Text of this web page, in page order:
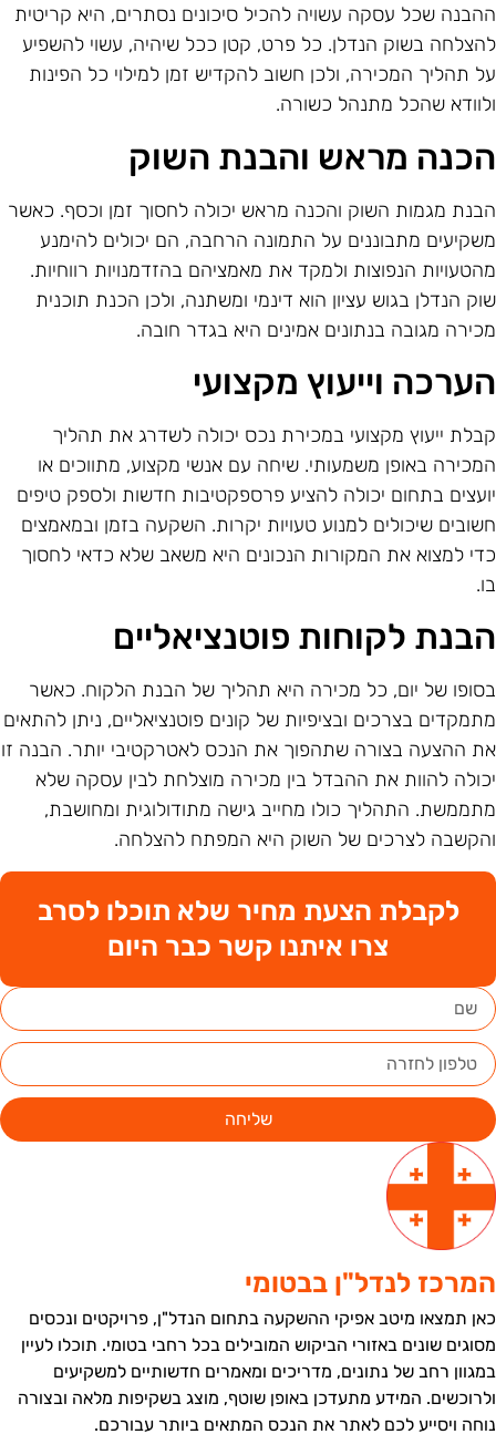
שכל עסקה עשויה להכיל סיכונים נסתרים, היא קריטית
בשוק הנדלן. כל פרט, קטן ככל שיהיה, עשוי להשפיע
תהליך המכירה, ולכן חשוב להקדיש זמן למילוי כל הפינות
שהכל מתנהל כשורה.
מראש והבנת השוק
מגמות השוק והכנה מראש יכולה לחסוך זמן וכסף. כאשר
מתבוננים על התמונה הרחבה, הם יכולים להימנע
הנפוצות ולמקד את מאמציהם בהזדמנויות רווחיות.
הנדלן בגוש עציון הוא דינמי ומשתנה, ולכן הכנת תוכנית
מגובה בנתונים אמינים היא בגדר חובה.
וייעוץ מקצועי
ייעוץ מקצועי במכירת נכס יכולה לשדרג את תהליך
באופן משמעותי. שיחה עם אנשי מקצוע, מתווכים או
בתחום יכולה להציע פרספקטיבות חדשות ולספק טיפים
שיכולים למנוע טעויות יקרות. השקעה בזמן ובמאמצים
למצוא את המקורות הנכונים היא משאב שלא כדאי לחסוך
לקוחות פוטנציאליים
של יום, כל מכירה היא תהליך של הבנת הלקוח. כאשר
בצרכים ובציפיות של קונים פוטנציאליים, ניתן להתאים
ההצעה בצורה שתהפוך את הנכס לאטרקטיבי יותר. הבנה זו
להוות את ההבדל בין מכירה מוצלחת לבין עסקה שלא
התהליך כולו מחייב גישה מתודולוגית ומחושבת,
לצרכים של השוק היא המפתח להצלחה.
לקבלת הצעת מחיר שלא תוכלו לסרב
צרו איתנו קשר כבר היום
שליחה
לנדל"ן בבטומי
תמצאו מיטב אפיקי ההשקעה בתחום הנדל"ן, פרויקטים ונכסים
שונים באזורי הביקוש המובילים בכל רחבי בטומי. תוכלו לעיין
רחב של נתונים, מדריכים ומאמרים חדשותיים למשקיעים
המידע מתעדכן באופן שוטף, מוצג בשקיפות מלאה ובצורה
ויסייע לכם לאתר את הנכס המתאים ביותר עבורכם.